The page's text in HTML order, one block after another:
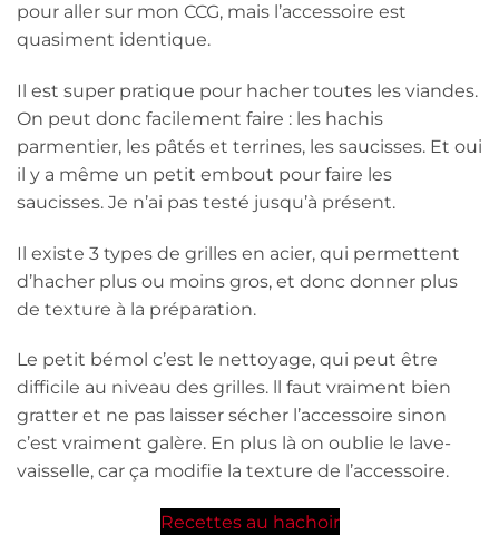
pour aller sur mon CCG, mais l’accessoire est
quasiment identique.
Il est super pratique pour hacher toutes les viandes.
On peut donc facilement faire : les hachis
parmentier, les pâtés et terrines, les saucisses. Et oui
il y a même un petit embout pour faire les
saucisses. Je n’ai pas testé jusqu’à présent.
Il existe 3 types de grilles en acier, qui permettent
d’hacher plus ou moins gros, et donc donner plus
de texture à la préparation.
Le petit bémol c’est le nettoyage, qui peut être
difficile au niveau des grilles. ll faut vraiment bien
gratter et ne pas laisser sécher l’accessoire sinon
c’est vraiment galère. En plus là on oublie le lave-
vaisselle, car ça modifie la texture de l’accessoire.
Recettes au hachoir